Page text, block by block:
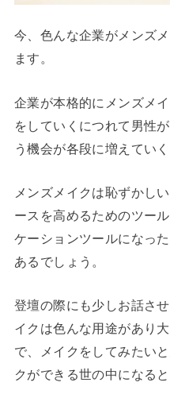
今、色んな企業がメンズ
ます。
企業が本格的にメンズメ
をしていくにつれて男性
う機会が各段に増えていく
メンズメイクは恥ずかし
ースを高めるためのツー
ケーションツールになっ
あるでしょう。
登壇の際にも少しお話さ
イクは色んな用途があり
で、メイクをしてみたい
クができる世の中になる